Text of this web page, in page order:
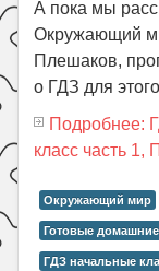
А пока мы
Окружающий
Плешаков,
о ГДЗ для
Подробнее:
класс часть
Окружающий мир
Готовые домашние
ГДЗ начальные